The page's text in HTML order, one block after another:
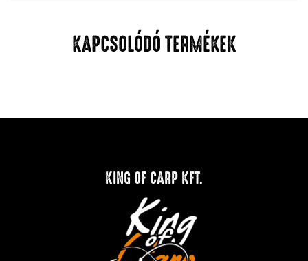
KAPCSOLÓDÓ TERMÉKEK
KING OF CARP KFT.